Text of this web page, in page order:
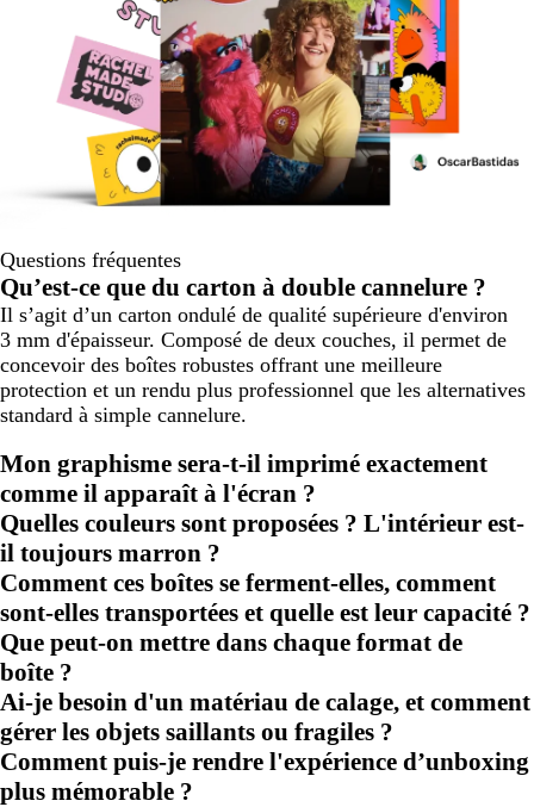
Questions fréquentes
Qu’est-ce que du carton à double cannelure ?
Il s’agit d’un carton ondulé de qualité supérieure d'environ
3 mm d'épaisseur. Composé de deux couches, il permet de
concevoir des boîtes robustes offrant une meilleure
protection et un rendu plus professionnel que les alternatives
standard à simple cannelure.
Mon graphisme sera-t-il imprimé exactement
comme il apparaît à l'écran ?
Quelles couleurs sont proposées ? L'intérieur est-
il toujours marron ?
Comment ces boîtes se ferment-elles, comment
sont-elles transportées et quelle est leur capacité ?
Que peut-on mettre dans chaque format de
boîte ?
Ai-je besoin d'un matériau de calage, et comment
gérer les objets saillants ou fragiles ?
Comment puis-je rendre l'expérience d’unboxing
plus mémorable ?